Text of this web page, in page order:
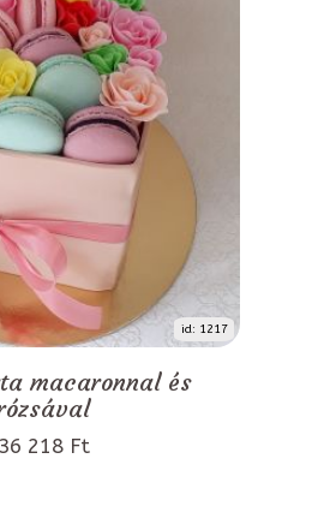
id: 1217
macaronnal és
36 218 Ft